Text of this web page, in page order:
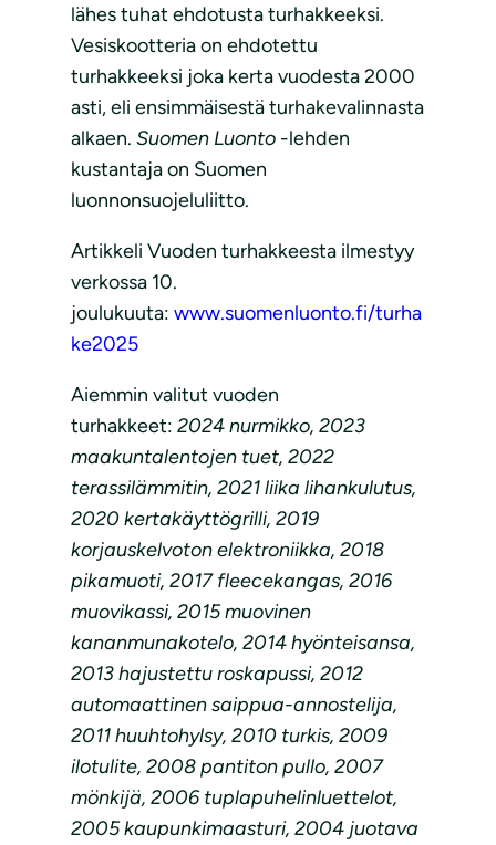
lähes tuhat ehdotusta turhakkeeksi.
Vesiskootteria on ehdotettu
turhakkeeksi joka kerta vuodesta 2000
asti, eli ensimmäisestä turhakevalinnasta
alkaen. Suomen Luonto -lehden
kustantaja on Suomen
luonnonsuojeluliitto.
Artikkeli Vuoden turhakkeesta ilmestyy
verkossa 10.
joulukuuta: www.suomenluonto.fi/turha
ke2025
Aiemmin valitut vuoden
turhakkeet: 2024 nurmikko, 2023
maakuntalentojen tuet, 2022
terassilämmitin, 2021 liika lihankulutus,
2020 kertakäyttögrilli, 2019
korjauskelvoton elektroniikka, 2018
pikamuoti, 2017 fleecekangas, 2016
muovikassi, 2015 muovinen
kananmunakotelo, 2014 hyönteisansa,
2013 hajustettu roskapussi, 2012
automaattinen saippua-annostelija,
2011 huuhtohylsy, 2010 turkis, 2009
ilotulite, 2008 pantiton pullo, 2007
mönkijä, 2006 tuplapuhelinluettelot,
2005 kaupunkimaasturi, 2004 juotava